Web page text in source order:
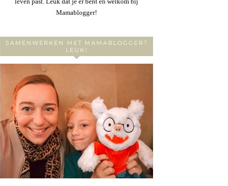
Mamablogger!
SAMENWERKEN MET MAMABLOGGER?
LEUK!